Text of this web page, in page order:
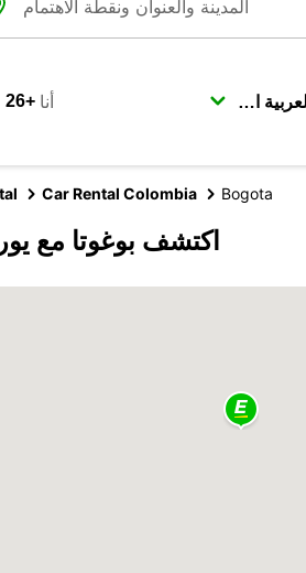
أنا
Car Rental Colombia Bogota
اكتشف بوغوتا مع